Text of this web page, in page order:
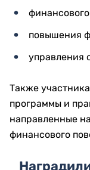
повышения
управления
Также
программы и
направленные
финансового